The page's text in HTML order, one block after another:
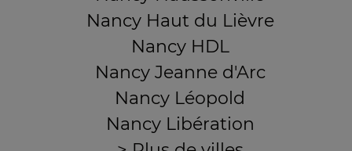
Nancy Haut du Lièvre
Nancy HDL
Nancy Jeanne d'Arc
Nancy Léopold
Nancy Libération